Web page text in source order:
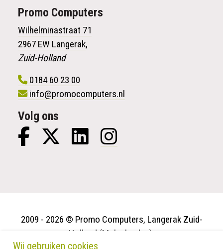
Promo Computers
Wilhelminastraat 71
2967 EW Langerak,
Zuid-Holland
0184 60 23 00
info@promocomputers.nl
Volg ons
2009 - 2026 © Promo Computers, Langerak Zuid-
Holland (Molenlanden).
Wij gebruiken cookies